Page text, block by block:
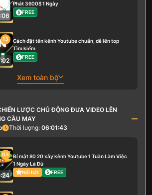
Phát 3600$ 1 Ngày
FREE
13
Cách đặt tên kênh Youtube chuẩn, dễ lên top
Tìm kiếm
FREE
Xem toàn bộ
LƯỢC CHỦ ĐỘNG ĐƯA VIDEO LÊN
CẦU MAY
Thời lượng: 06:01:43
03
Bí mật 80 20 xây kênh Youtube 1 Tuần Làm Việc
1 Ngày Là Đủ
Nổi bật
FREE